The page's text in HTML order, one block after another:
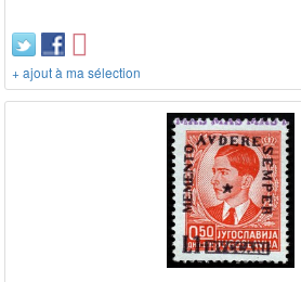
+ ajout à ma sélection